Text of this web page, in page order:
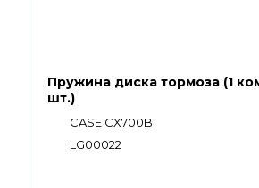
Пружина диска тормоза (1
шт.)
CASE CX700B
LG00022